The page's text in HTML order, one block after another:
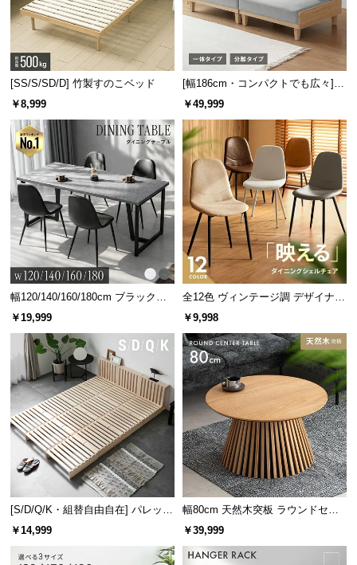
安心・安全の耐荷重
大人2人でも安心の、耐荷重200㎏の強度。しなやか
な編み込み地がしっかり体を支えます。
[SS/S/SD/D] 竹製すのこベッド
￥8,999
[幅186cm・コンパクトでも広々] 3
人掛けソファベッド リクライニン
￥49,999
幅120/140/160/180cm ブラックフ
レーム ダイニング 大理石調 4人掛
￥19,999
全12色 ヴィンテージ調 デザイナー
ズシェルチェア
￥9,998
[S/D/Q/K・組替自由自在] パレット
ベッド 8/12/16枚セット
￥14,999
幅80cm 天然木突板 ラウンドセン
ターテーブル 美しい格子デザイン
￥39,999